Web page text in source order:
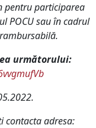
pentru participarea
POCU sau în cadrul
următorului:
contacta adresa: